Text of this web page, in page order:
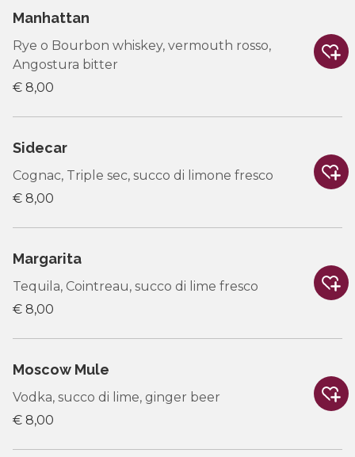
Manhattan
Rye o Bourbon whiskey, vermouth rosso,
Angostura bitter
€ 8,00
Sidecar
Cognac, Triple sec, succo di limone fresco
€ 8,00
Margarita
Tequila, Cointreau, succo di lime fresco
€ 8,00
Moscow Mule
Vodka, succo di lime, ginger beer
€ 8,00